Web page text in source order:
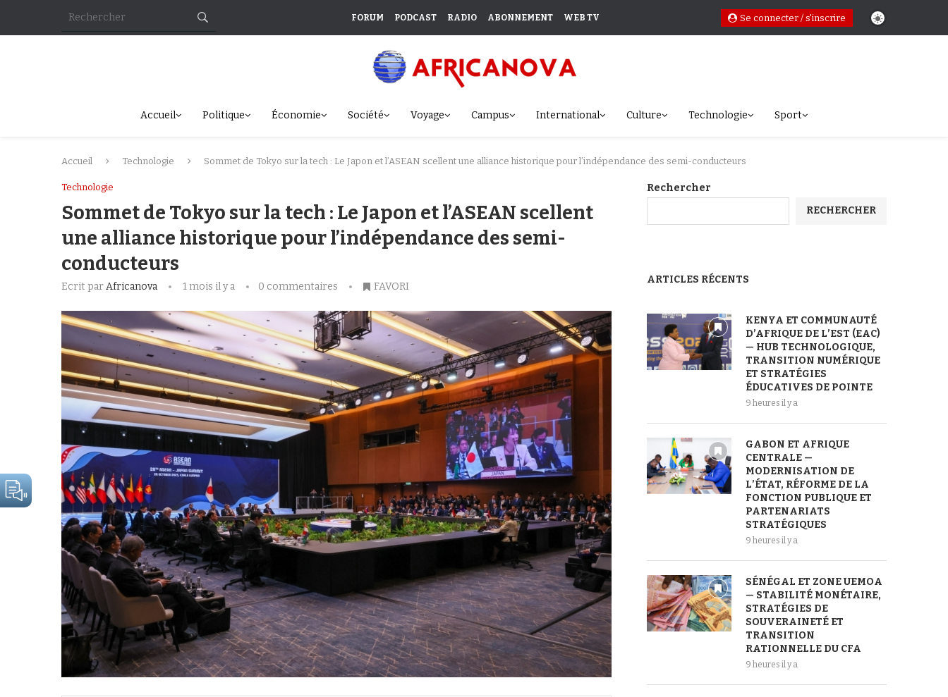
FORUM PODCAST RADIO ABONNEMENT WEB TV Se connecter / s'inscrire
Accueil Politique Économie Société Voyage Campus International Culture Technologie Sport
Accueil Technologie Sommet de Tokyo sur la tech : Le Japon et l’ASEAN scellent une alliance historique pour l’indépendance des semi-conducteurs
Technologie
Sommet de Tokyo sur la tech : Le Japon et l’ASEAN scellent
une alliance historique pour l’indépendance des semi-
conducteurs
Ecrit parAfricanova 1 mois il y a 0 commentaires FAVORI
Rechercher
RECHERCHER
ARTICLES RÉCENTS
KENYA ET COMMUNAUTÉ
D’AFRIQUE DE L’EST (EAC)
— HUB TECHNOLOGIQUE,
TRANSITION NUMÉRIQUE
ET STRATÉGIES
ÉDUCATIVES DE POINTE
9 heures il y a
GABON ET AFRIQUE
CENTRALE —
MODERNISATION DE
L’ÉTAT, RÉFORME DE LA
FONCTION PUBLIQUE ET
PARTENARIATS
STRATÉGIQUES
9 heures il y a
SÉNÉGAL ET ZONE UEMOA
— STABILITÉ MONÉTAIRE,
STRATÉGIES DE
SOUVERAINETÉ ET
TRANSITION
RATIONNELLE DU CFA
9 heures il y a